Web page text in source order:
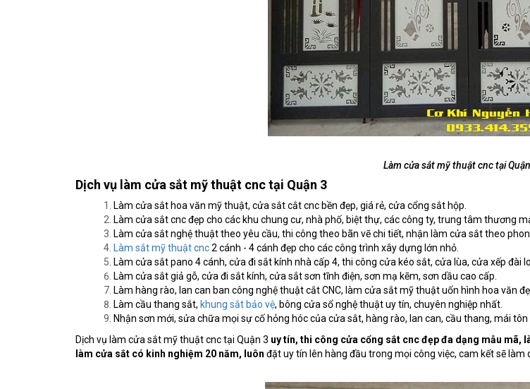
Làm cửa sắt mỹ thuật cnc tại
Dịch vụ làm cửa sắt mỹ thuật cnc tại Quận 3
Làm cửa sắt hoa văn mỹ thuật, cửa sắt cắt cnc bền đẹp, giá rẻ, cửa cổng sắt hộp.
Làm cửa sắt cnc đẹp cho các khu chung cư, nhà phố, biệt thự, các công ty, trung tâm thương
Làm cửa sắt nghệ thuật theo yêu cầu, thi công theo bãn vẽ chi tiết, nhận làm cửa sắt theo
Làm sắt mỹ thuật cnc2 cánh - 4 cánh đẹp cho các công trình xây dựng lớn nhỏ.
Làm cửa sắt pano 4 cánh, cửa đi sắt kính nhà cấp 4, thi công cửa kéo sắt, cửa lùa, cửa xếp đài
Làm cửa sắt giả gỗ, cửa đi sắt kính, cửa sắt sơn tĩnh điện, sơn mạ kẽm, sơn dầu cao cấp.
Làm hàng rào, lan can ban công nghệ thuật cắt CNC, làm cửa sắt mỹ thuật uốn hình hoa văn
Làm cầu thang sắt, khung sắt bảo vệ, bông cửa sổ nghệ thuật uy tín, chuyên nghiệp nhất.
Nhận sơn mới, sửa chữa mọi sự cố hỏng hóc của cửa sắt, hàng rào, lan can, cầu thang, mái tôn
Dịch vụ làm cửa sắt mỹ thuật cnc tại Quận 3 uy tín, thi công cửa cổng sắt cnc đẹp đa dạng mẫu mã,
làm cửa sắt có kinh nghiệm 20 năm, luôn đặt uy tín lên hàng đầu trong mọi công việc, cam kết sẽ làm